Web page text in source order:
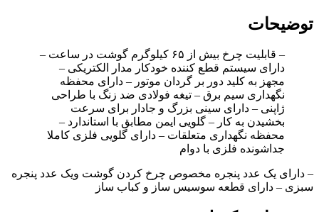
توضیحات
– قابلیت چرخ بیش از ۶۵ کیلوگرم گوشت در ساعت –
دارای سیستم قطع کننده خودکار مدار الکتریکی –
مجهز به کلید دور بر گردان موتور – دارای محفظه
نگهداری سیم برق – تیغه فولادی ضد زنگ با طراحی
ژاپنی – دارای سینی بزرگ و جادار برای سرعت
بخشیدن به کار – گلویی ایمن مطابق با استاندارد –
محفظه نگهداری متعلقات – دارای گلویی فلزی کاملا
جداشونده فلزی با دوام
– دارای یک عدد پنجره مخصوص چرخ کردن گوشت ویک عدد پنجره
سبزی – دارای قطعه سوسیس ساز و کباب ساز